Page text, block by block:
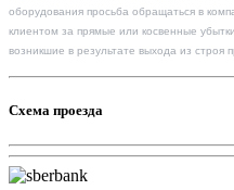
оборудования просьба обращаться в
клиентом за прямые или косвенные
возникшие в результате выхода из строя
Схема проезда